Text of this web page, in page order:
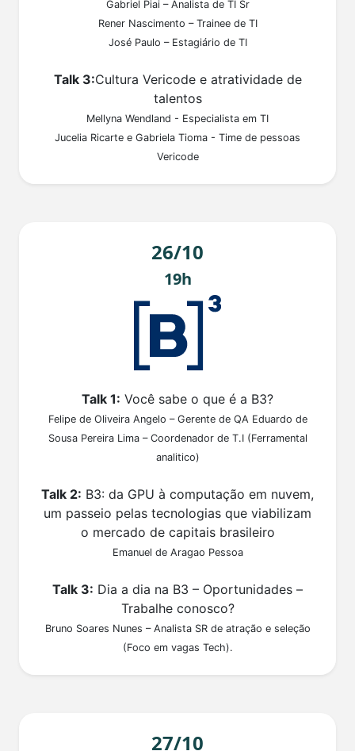
Gabriel Piai – Analista de TI Sr
Rener Nascimento – Trainee de TI
José Paulo – Estagiário de TI
Talk 3:Cultura Vericode e atratividade de
talentos
Mellyna Wendland - Especialista em TI
Jucelia Ricarte e Gabriela Tioma - Time de pessoas
Vericode
26/10
19h
Talk 1: Você sabe o que é a B3?
Felipe de Oliveira Angelo – Gerente de QA Eduardo de
Sousa Pereira Lima – Coordenador de T.I (Ferramental
analitico)
Talk 2: B3: da GPU à computação em nuvem,
um passeio pelas tecnologias que viabilizam
o mercado de capitais brasileiro
Emanuel de Aragao Pessoa
Talk 3: Dia a dia na B3 – Oportunidades –
Trabalhe conosco?
Bruno Soares Nunes – Analista SR de atração e seleção
(Foco em vagas Tech).
27/10